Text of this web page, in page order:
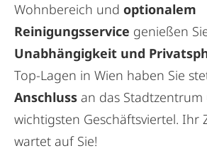
Wohnbereich und optionalem
Reinigungsservice genießen
Unabhängigkeit und
Top-Lagen in Wien haben Sie
Anschluss an das Stadtzentrum
wichtigsten Geschäftsviertel. Ihr
wartet auf Sie!